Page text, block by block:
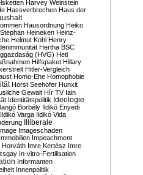
Harvey Weinstein
Hassverbrechen Haus der
Hausordnung Heiko
Heineken Heinz-
Helmut Kohl Henry
Hertha BSC
(HVG) Heti
Hilfspaket Hillary
Hitler-Vergleich
Homo-Ehe Homophobie
Horst Seehofer Hunxit
Gewalt Hír TV Iain
Identitätspolitik Ideologie
Borbély Ildikó Enyedi
Ildikó Varga Ildikó Vida
Illiberale
Imageschaden
Immobilien Impeachment
Horváth Imre Kertész Imre
In-vitro-Fertilisation
Informanten
Innenpolitik